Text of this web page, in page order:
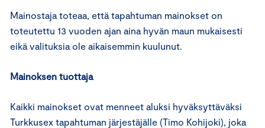
Mainostaja toteaa, että tapahtuman mainokset on
toteutettu 13 vuoden ajan aina hyvän maun mukaisesti
eikä valituksia ole aikaisemmin kuulunut.
Mainoksen tuottaja
Kaikki mainokset ovat menneet aluksi hyväksyttäväksi
Turkkusex tapahtuman järjestäjälle (Timo Kohijoki), joka